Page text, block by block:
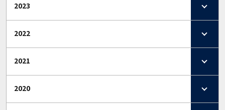
2023
2022
2021
2020